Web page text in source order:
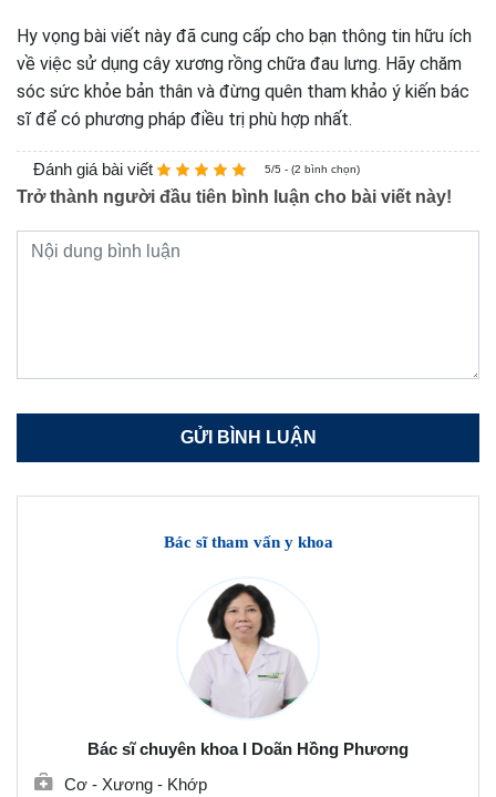
Hy vọng bài viết này đã cung cấp cho bạn thông tin hữu ích
về việc sử dụng cây xương rồng chữa đau lưng. Hãy chăm
sóc sức khỏe bản thân và đừng quên tham khảo ý kiến bác
sĩ để có phương pháp điều trị phù hợp nhất.
Đánh giá bài viết 5/5 - (2 bình chọn)
Trở thành người đầu tiên bình luận cho bài viết này!
Bác sĩ tham vấn y khoa
Bác sĩ chuyên khoa I Doãn Hồng Phương
Cơ - Xương - Khớp